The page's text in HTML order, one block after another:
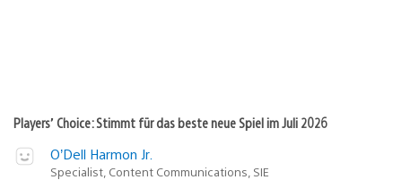
Players’ Choice: Stimmt für das beste neue Spiel im Juli 2026
O’Dell Harmon Jr.
Specialist, Content Communications, SIE